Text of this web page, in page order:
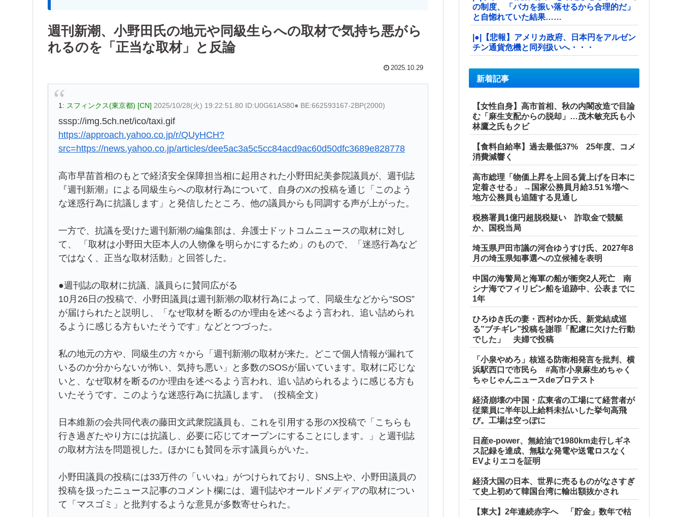
週刊新潮、小野田氏の地元や同級生らへの取材で気持ち悪がら
れるのを「正当な取材」と反論
2025.10.29
1: スフィンクス(東京都) [CN] 2025/10/28(火) 19:22:51.80 ID:U0G61AS80● BE:662593167-2BP(2000)
sssp://img.5ch.net/ico/taxi.gif
https://approach.yahoo.co.jp/r/QUyHCH?
src=https://news.yahoo.co.jp/articles/dee5ac3a5c5cc84acd9ac60d50dfc3689e828778
高市早苗首相のもとで経済安全保障担当相に起用された小野田紀美参院議員が、週刊誌
『週刊新潮』による同級生らへの取材行為について、自身のXの投稿を通じ「このよう
な迷惑行為に抗議します」と発信したところ、他の議員からも同調する声が上がった。
一方で、抗議を受けた週刊新潮の編集部は、弁護士ドットコムニュースの取材に対し
て、 「取材は小野田大臣本人の人物像を明らかにするため」のもので、「迷惑行為など
ではなく、正当な取材活動」と回答した。
●週刊誌の取材に抗議、議員らに賛同広がる
10月26日の投稿で、小野田議員は週刊新潮の取材行為によって、同級生などから“SOS”
が届けられたと説明し、「なぜ取材を断るのか理由を述べるよう言われ、追い詰められ
るように感じる方もいたそうです」などとつづった。
私の地元の方や、同級生の方々から「週刊新潮の取材が来た。どこで個人情報が漏れて
いるのか分からないが怖い、気持ち悪い」と多数のSOSが届いています。取材に応じな
いと、なぜ取材を断るのか理由を述べるよう言われ、追い詰められるように感じる方も
いたそうです。このような迷惑行為に抗議します。（投稿全文）
日本維新の会共同代表の藤田文武衆院議員も、これを引用する形のX投稿で「こちらも
行き過ぎたやり方には抗議し、必要に応じてオープンにすることにします。」と週刊誌
の取材方法を問題視した。ほかにも賛同を示す議員らがいた。
小野田議員の投稿には33万件の「いいね」がつけられており、SNS上や、小野田議員の
投稿を扱ったニュース記事のコメント欄には、週刊誌やオールドメディアの取材につい
て「マスゴミ」と批判するような意見が多数寄せられた。
の制度、「バカを振い落せるから合理的だ」
と自惚れていた結果……
|●|【悲報】アメリカ政府、日本円をアルゼン
チン通貨危機と同列扱いへ・・・
新着記事
【女性自身】高市首相、秋の内閣改造で目論
む「麻生支配からの脱却」…茂木敏充氏も小
林鷹之氏もクビ
【食料自給率】過去最低37% 25年度、コメ
消費減響く
高市総理「物価上昇を上回る賃上げを日本に
定着させる」 →国家公務員月給3.51％増へ
地方公務員も追随する見通し
税務署員1億円超脱税疑い 詐取金で競艇
か、国税当局
埼玉県戸田市議の河合ゆうすけ氏、2027年8
月の埼玉県知事選への立候補を表明
中国の海警局と海軍の船が衝突2人死亡 南
シナ海でフィリピン船を追跡中、公表までに
1年
ひろゆき氏の妻・西村ゆか氏、新党結成巡
る”ブチギレ”投稿を謝罪「配慮に欠けた行動
でした」 夫婦で投稿
「小泉やめろ」核巡る防衛相発言を批判、横
浜駅西口で市民ら #高市小泉麻生めちゃく
ちゃじゃんニュースdeプロテスト
経済崩壊の中国・広東省の工場にて経営者が
従業員に半年以上給料未払いした挙句高飛
び。工場は空っぽに
日産e-power、無給油で1980km走行しギネ
ス記録を達成、無駄な発電や送電ロスなく
EVよりエコを証明
経済大国の日本、世界に売るものがなさすぎ
て史上初めて韓国台湾に輸出額抜かされ
【東大】2年連続赤字へ 「貯金」数年で枯